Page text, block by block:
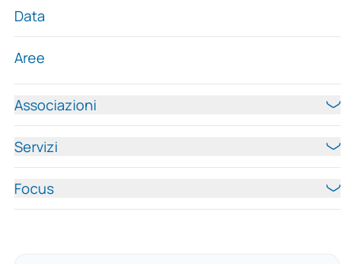
Data
Aree
Associazioni
Servizi
Focus